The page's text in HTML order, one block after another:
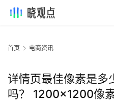
首页 电商资讯
详情页最佳像素是多
吗？ 1200×1200像